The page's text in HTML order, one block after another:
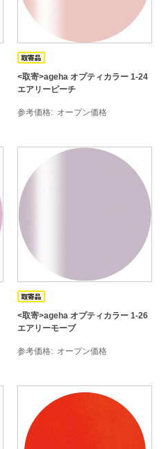
<取寄>ageha オプティカラー 1-24
エアリーピーチ
参考価格 オープン価格
<取寄>ageha オプティカラー 1-26
エアリーモーブ
参考価格 オープン価格